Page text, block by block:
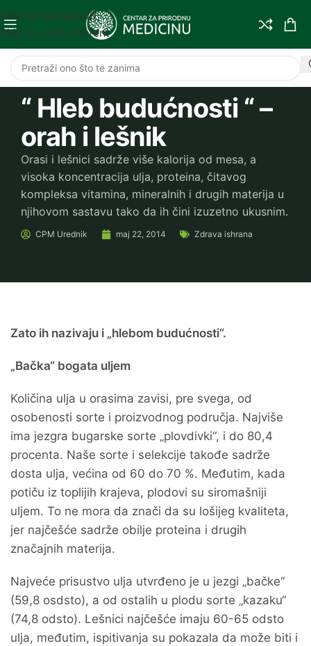
Skip to navigation
Skip to main content
“ Hleb budućnosti “ –
orah i lešnik
Orasi i lešnici sadrže više kalorija od mesa, a
visoka koncentracija ulja, proteina, čitavog
kompleksa vitamina, mineralnih i drugih materija u
njihovom sastavu tako da ih čini izuzetno ukusnim.
CPM Urednik maj 22, 2014 Zdrava ishrana
Zato ih nazivaju i „hlebom budućnosti“.
„Bačka“ bogata uljem
Količina ulja u orasima zavisi, pre svega, od
osobenosti sorte i proizvodnog područja. Najviše
ima jezgra bugarske sorte „plovdivki“, i do 80,4
procenta. Naše sorte i selekcije takođe sadrže
dosta ulja, većina od 60 do 70 %. Međutim, kada
potiču iz toplijih krajeva, plodovi su siromašniji
uljem. To ne mora da znači da su lošijeg kvaliteta,
jer najčešće sadrže obilje proteina i drugih
značajnih materija.
Najveće prisustvo ulja utvrđeno je u jezgi „bačke“
(59,8 osdsto), a od ostalih u plodu sorte „kazaku“
(74,8 odsto). Lešnici najčešće imaju 60-65 odsto
ulja, međutim, ispitivanja su pokazala da može biti i